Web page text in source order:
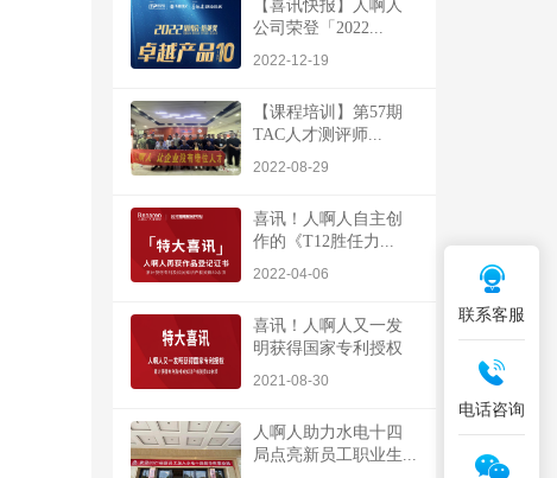
【喜讯快报】人啊人
公司荣登「2022...
2022-12-19
【课程培训】第57期
TAC人才测评师...
2022-08-29
喜讯！人啊人自主创
作的《T12胜任力...
2022-04-06
喜讯！人啊人又一发
明获得国家专利授权
2021-08-30
人啊人助力水电十四
局点亮新员工职业生...
联系客服
电话咨询